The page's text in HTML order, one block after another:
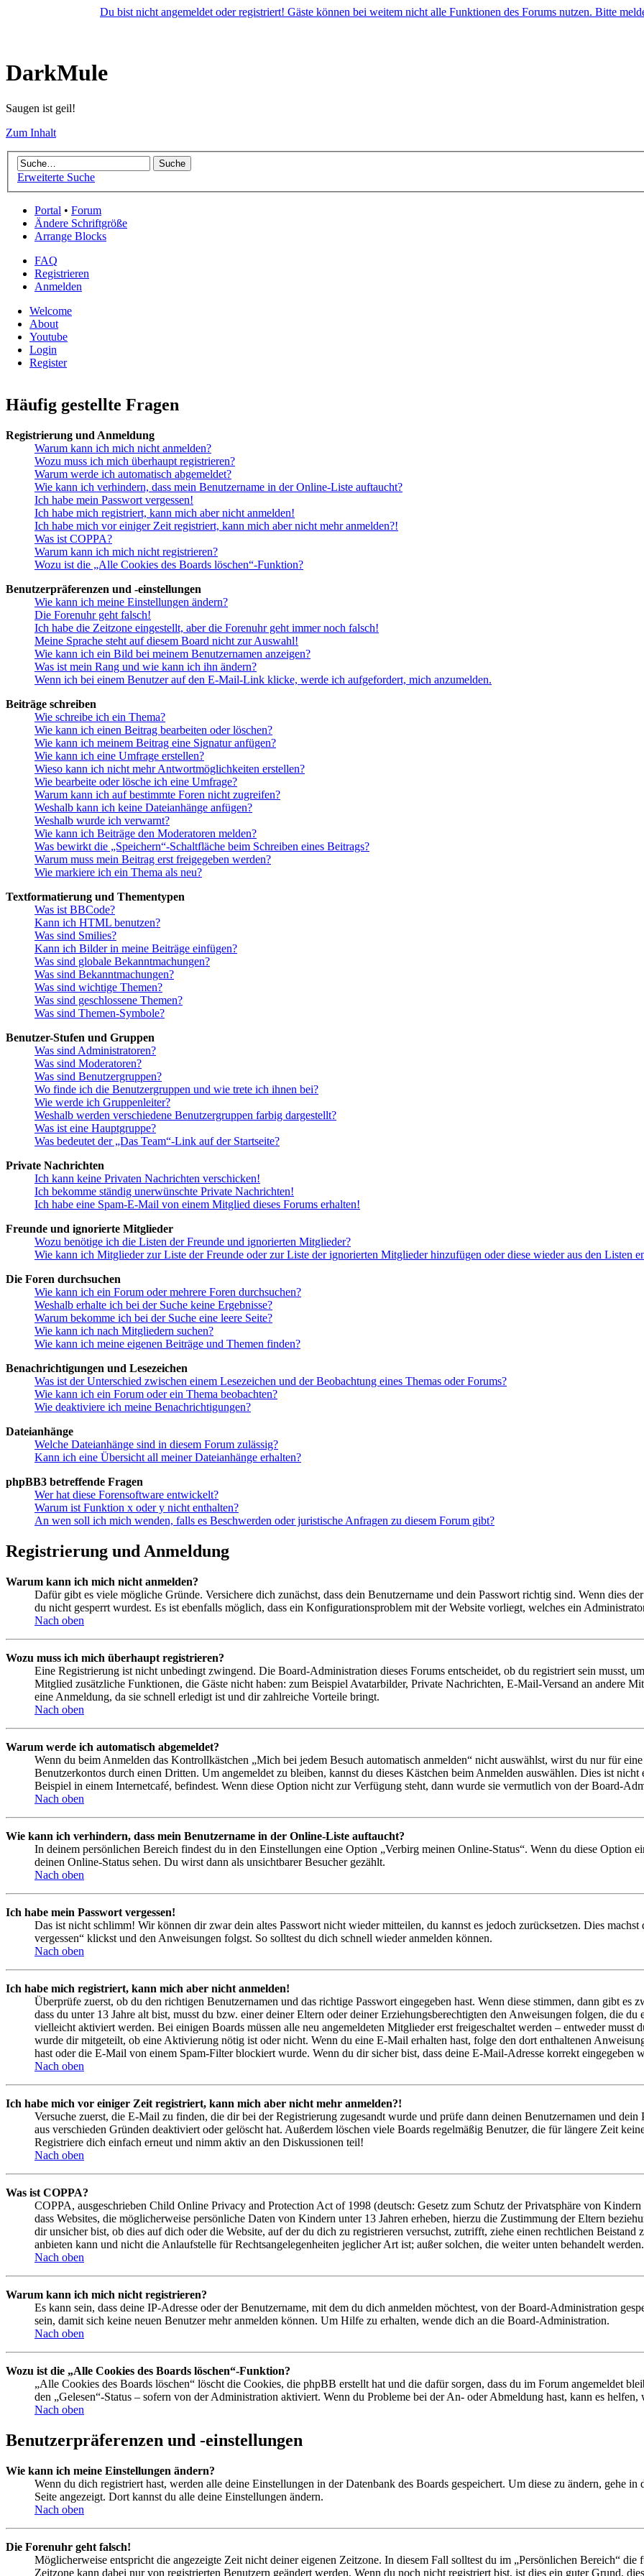
Du bist nicht angemeldet oder registriert! Gäste können bei weitem nicht alle Funktionen des Forums nutzen. Bitte
DarkMule
Saugen ist geil!
Zum Inhalt
Erweiterte Suche
Portal • Forum
Ändere Schriftgröße
Arrange Blocks
FAQ
Registrieren
Anmelden
Welcome
About
Youtube
Login
Register
Häufig gestellte Fragen
Registrierung und Anmeldung
Warum kann ich mich nicht anmelden?
Wozu muss ich mich überhaupt registrieren?
Warum werde ich automatisch abgemeldet?
Wie kann ich verhindern, dass mein Benutzername in der Online-Liste auftaucht?
Ich habe mein Passwort vergessen!
Ich habe mich registriert, kann mich aber nicht anmelden!
Ich habe mich vor einiger Zeit registriert, kann mich aber nicht mehr anmelden?!
Was ist COPPA?
Warum kann ich mich nicht registrieren?
Wozu ist die „Alle Cookies des Boards löschen“-Funktion?
Benutzerpräferenzen und -einstellungen
Wie kann ich meine Einstellungen ändern?
Die Forenuhr geht falsch!
Ich habe die Zeitzone eingestellt, aber die Forenuhr geht immer noch falsch!
Meine Sprache steht auf diesem Board nicht zur Auswahl!
Wie kann ich ein Bild bei meinem Benutzernamen anzeigen?
Was ist mein Rang und wie kann ich ihn ändern?
Wenn ich bei einem Benutzer auf den E-Mail-Link klicke, werde ich aufgefordert, mich anzumelden.
Beiträge schreiben
Wie schreibe ich ein Thema?
Wie kann ich einen Beitrag bearbeiten oder löschen?
Wie kann ich meinem Beitrag eine Signatur anfügen?
Wie kann ich eine Umfrage erstellen?
Wieso kann ich nicht mehr Antwortmöglichkeiten erstellen?
Wie bearbeite oder lösche ich eine Umfrage?
Warum kann ich auf bestimmte Foren nicht zugreifen?
Weshalb kann ich keine Dateianhänge anfügen?
Weshalb wurde ich verwarnt?
Wie kann ich Beiträge den Moderatoren melden?
Was bewirkt die „Speichern“-Schaltfläche beim Schreiben eines Beitrags?
Warum muss mein Beitrag erst freigegeben werden?
Wie markiere ich ein Thema als neu?
Textformatierung und Thementypen
Was ist BBCode?
Kann ich HTML benutzen?
Was sind Smilies?
Kann ich Bilder in meine Beiträge einfügen?
Was sind globale Bekanntmachungen?
Was sind Bekanntmachungen?
Was sind wichtige Themen?
Was sind geschlossene Themen?
Was sind Themen-Symbole?
Benutzer-Stufen und Gruppen
Was sind Administratoren?
Was sind Moderatoren?
Was sind Benutzergruppen?
Wo finde ich die Benutzergruppen und wie trete ich ihnen bei?
Wie werde ich Gruppenleiter?
Weshalb werden verschiedene Benutzergruppen farbig dargestellt?
Was ist eine Hauptgruppe?
Was bedeutet der „Das Team“-Link auf der Startseite?
Private Nachrichten
Ich kann keine Privaten Nachrichten verschicken!
Ich bekomme ständig unerwünschte Private Nachrichten!
Ich habe eine Spam-E-Mail von einem Mitglied dieses Forums erhalten!
Freunde und ignorierte Mitglieder
Wozu benötige ich die Listen der Freunde und ignorierten Mitglieder?
Wie kann ich Mitglieder zur Liste der Freunde oder zur Liste der ignorierten Mitglieder hinzufügen oder diese wieder aus den Listen
Die Foren durchsuchen
Wie kann ich ein Forum oder mehrere Foren durchsuchen?
Weshalb erhalte ich bei der Suche keine Ergebnisse?
Warum bekomme ich bei der Suche eine leere Seite?
Wie kann ich nach Mitgliedern suchen?
Wie kann ich meine eigenen Beiträge und Themen finden?
Benachrichtigungen und Lesezeichen
Was ist der Unterschied zwischen einem Lesezeichen und der Beobachtung eines Themas oder Forums?
Wie kann ich ein Forum oder ein Thema beobachten?
Wie deaktiviere ich meine Benachrichtigungen?
Dateianhänge
Welche Dateianhänge sind in diesem Forum zulässig?
Kann ich eine Übersicht all meiner Dateianhänge erhalten?
phpBB3 betreffende Fragen
Wer hat diese Forensoftware entwickelt?
Warum ist Funktion x oder y nicht enthalten?
An wen soll ich mich wenden, falls es Beschwerden oder juristische Anfragen zu diesem Forum gibt?
Registrierung und Anmeldung
Warum kann ich mich nicht anmelden?
Dafür gibt es viele mögliche Gründe. Versichere dich zunächst, dass dein Benutzername und dein Passwort richtig sind. Wenn dies
du nicht gesperrt wurdest. Es ist ebenfalls möglich, dass ein Konfigurationsproblem mit der Website vorliegt, welches ein
Nach oben
Wozu muss ich mich überhaupt registrieren?
Eine Registrierung ist nicht unbedingt zwingend. Die Board-Administration dieses Forums entscheidet, ob du registriert sein musst,
Mitglied zusätzliche Funktionen, die Gäste nicht haben: zum Beispiel Avatarbilder, Private Nachrichten, E-Mail-Versand an andere
eine Anmeldung, da sie schnell erledigt ist und dir zahlreiche Vorteile bringt.
Nach oben
Warum werde ich automatisch abgemeldet?
Wenn du beim Anmelden das Kontrollkästchen „Mich bei jedem Besuch automatisch anmelden“ nicht auswählst, wirst du nur für
Benutzerkontos durch einen Dritten. Um angemeldet zu bleiben, kannst du dieses Kästchen beim Anmelden auswählen. Dies ist
Beispiel in einem Internetcafé, befindest. Wenn diese Option nicht zur Verfügung steht, dann wurde sie vermutlich von der Board-
Nach oben
Wie kann ich verhindern, dass mein Benutzername in der Online-Liste auftaucht?
In deinem persönlichen Bereich findest du in den Einstellungen eine Option „Verbirg meinen Online-Status“. Wenn du diese Option
deinen Online-Status sehen. Du wirst dann als unsichtbarer Besucher gezählt.
Nach oben
Ich habe mein Passwort vergessen!
Das ist nicht schlimm! Wir können dir zwar dein altes Passwort nicht wieder mitteilen, du kannst es jedoch zurücksetzen. Dies
vergessen“ klickst und den Anweisungen folgst. So solltest du dich schnell wieder anmelden können.
Nach oben
Ich habe mich registriert, kann mich aber nicht anmelden!
Überprüfe zuerst, ob du den richtigen Benutzernamen und das richtige Passwort eingegeben hast. Wenn diese stimmen, dann gibt es
dass du unter 13 Jahre alt bist, musst du bzw. einer deiner Eltern oder deiner Erziehungsberechtigten den Anweisungen folgen, die
vielleicht aktiviert werden. Bei einigen Boards müssen alle neu angemeldeten Mitglieder erst freigeschaltet werden – entweder musst
wurde dir mitgeteilt, ob eine Aktivierung nötig ist oder nicht. Wenn du eine E-Mail erhalten hast, folge den dort enthaltenen
hast oder die E-Mail von einem Spam-Filter blockiert wurde. Wenn du dir sicher bist, dass deine E-Mail-Adresse korrekt eingegeben
Nach oben
Ich habe mich vor einiger Zeit registriert, kann mich aber nicht mehr anmelden?!
Versuche zuerst, die E-Mail zu finden, die dir bei der Registrierung zugesandt wurde und prüfe dann deinen Benutzernamen und
aus verschieden Gründen deaktiviert oder gelöscht hat. Außerdem löschen viele Boards regelmäßig Benutzer, die für längere Zeit
Registriere dich einfach erneut und nimm aktiv an den Diskussionen teil!
Nach oben
Was ist COPPA?
COPPA, ausgeschrieben Child Online Privacy and Protection Act of 1998 (deutsch: Gesetz zum Schutz der Privatsphäre von
dass Websites, die möglicherweise persönliche Daten von Kindern unter 13 Jahren erheben, hierzu die Zustimmung der Eltern
dir unsicher bist, ob dies auf dich oder die Website, auf der du dich zu registrieren versuchst, zutrifft, ziehe einen rechtlichen Beistand
anbieten kann und nicht die Anlaufstelle für Rechtsangelegenheiten jeglicher Art ist; außer solchen, die weiter unten behandelt werden.
Nach oben
Warum kann ich mich nicht registrieren?
Es kann sein, dass deine IP-Adresse oder der Benutzername, mit dem du dich anmelden möchtest, von der Board-Administration
sein, damit sich keine neuen Benutzer mehr anmelden können. Um Hilfe zu erhalten, wende dich an die Board-Administration.
Nach oben
Wozu ist die „Alle Cookies des Boards löschen“-Funktion?
„Alle Cookies des Boards löschen“ löscht die Cookies, die phpBB erstellt hat und die dafür sorgen, dass du im Forum angemeldet
den „Gelesen“-Status – sofern von der Administration aktiviert. Wenn du Probleme bei der An- oder Abmeldung hast, kann es
Nach oben
Benutzerpräferenzen und -einstellungen
Wie kann ich meine Einstellungen ändern?
Wenn du dich registriert hast, werden alle deine Einstellungen in der Datenbank des Boards gespeichert. Um diese zu ändern, gehe
Seite angezeigt. Dort kannst du alle deine Einstellungen ändern.
Nach oben
Die Forenuhr geht falsch!
Möglicherweise entspricht die angezeigte Zeit nicht deiner eigenen Zeitzone. In diesem Fall solltest du im „Persönlichen Bereich“
Zeitzone kann dabei nur von registrierten Benutzern geändert werden. Wenn du noch nicht registriert bist, ist dies ein guter Grund,